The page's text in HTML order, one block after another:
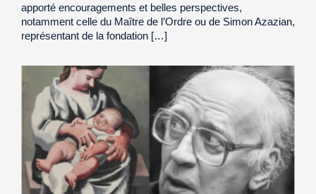
apporté encouragements et belles perspectives,
notamment celle du Maître de l’Ordre ou de Simon Azazian,
représentant de la fondation […]